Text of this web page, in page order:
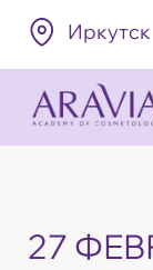
Иркутск
27